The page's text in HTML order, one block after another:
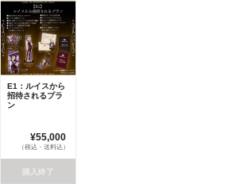
E1：ルイスから
招待されるプラ
ン
¥55,000
（税込・送料込）
購入終了